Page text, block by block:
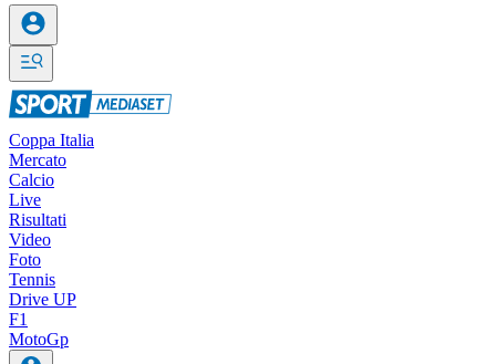
Coppa Italia
Mercato
Calcio
Live
Risultati
Video
Foto
Tennis
Drive UP
F1
MotoGp